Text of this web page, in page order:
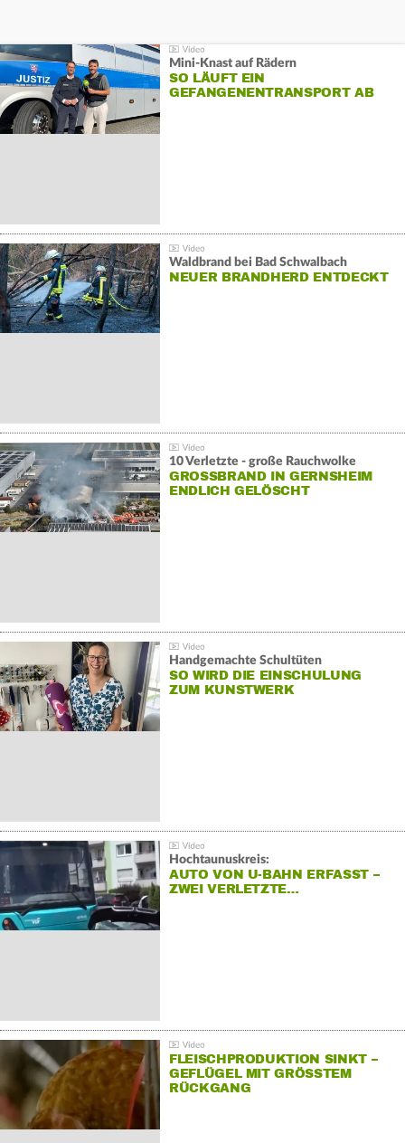
Mini-Knast auf Rädern
SO LÄUFT EIN
GEFANGENENTRANSPORT AB
Waldbrand bei Bad Schwalbach
NEUER BRANDHERD ENTDECKT
10 Verletzte - große Rauchwolke
GROSSBRAND IN GERNSHEIM E
NDLICH GELÖSCHT
Handgemachte Schultüten
SO WIRD DIE EINSCHULUNG
ZUM KUNSTWERK
Hochtaunuskreis:
AUTO VON U-BAHN ERFASST –
ZWEI VERLETZTE…
FLEISCHPRODUKTION SINKT –
GEFLÜGEL MIT GRÖSSTEM R
ÜCKGANG